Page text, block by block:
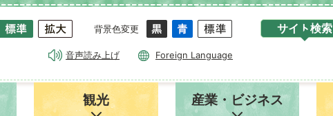
背景色変更
音声読み上げ Foreign Language
サイト検索
ト
観光 産業・ビジネス